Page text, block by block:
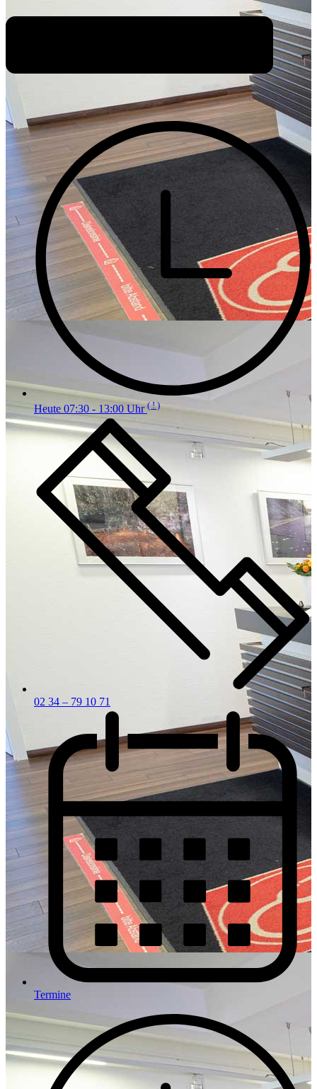
Heute 07:30 - 13:00 Uhr ( ! )
02 34 – 79 10 71
Termine